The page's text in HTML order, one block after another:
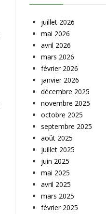
juillet 2026
mai 2026
avril 2026
mars 2026
février 2026
janvier 2026
décembre 2025
novembre 2025
octobre 2025
septembre 2025
août 2025
juillet 2025
juin 2025
mai 2025
avril 2025
mars 2025
février 2025